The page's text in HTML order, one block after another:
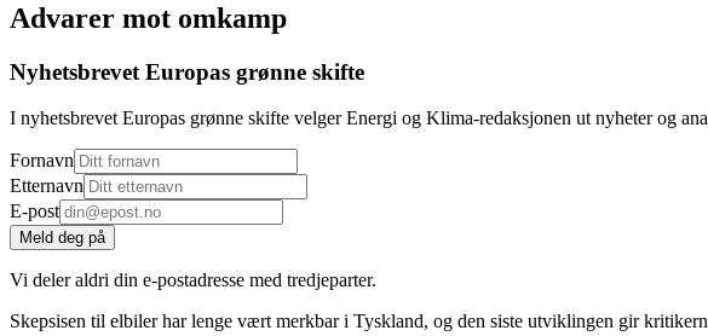
Advarer mot omkamp
Nyhetsbrevet Europas grønne skifte
I nyhetsbrevet Europas grønne skifte velger Energi og Klima-redaksjonen ut nyheter og
Fornavn
Etternavn
E-post
Meld deg på
Vi deler aldri din e-postadresse med tredjeparter.
Skepsisen til elbiler har lenge vært merkbar i Tyskland, og den siste utviklingen gir